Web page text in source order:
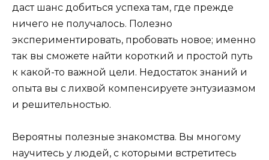
даст шанс добиться успеха там, где прежде
ничего не получалось. Полезно
экспериментировать, пробовать новое; именно
так вы сможете найти короткий и простой путь
к какой-то важной цели. Недостаток знаний и
опыта вы с лихвой компенсируете энтузиазмом
и решительностью.
Вероятны полезные знакомства. Вы многому
научитесь у людей, с которыми встретитесь